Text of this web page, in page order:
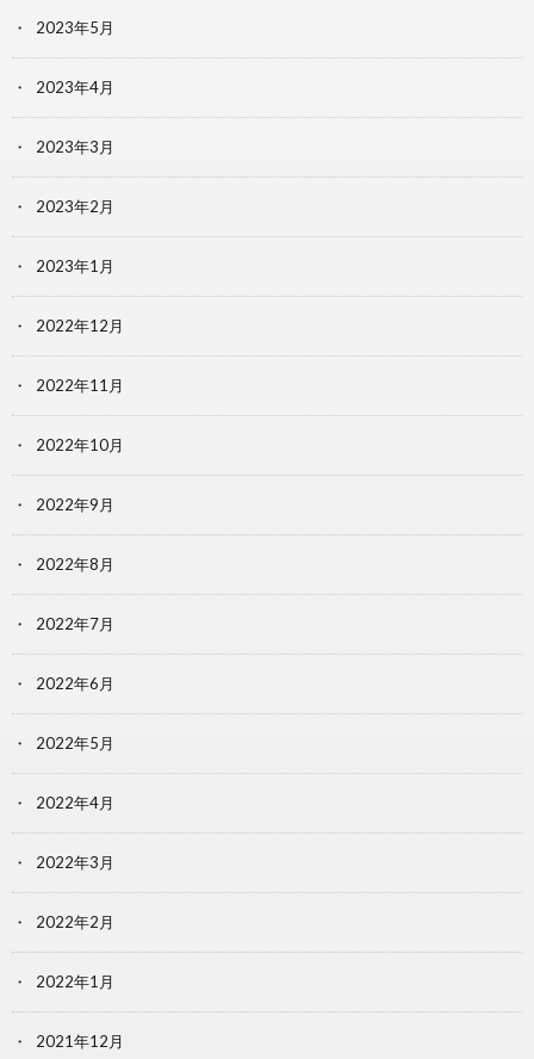
2023年5月
2023年4月
2023年3月
2023年2月
2023年1月
2022年12月
2022年11月
2022年10月
2022年9月
2022年8月
2022年7月
2022年6月
2022年5月
2022年4月
2022年3月
2022年2月
2022年1月
2021年12月